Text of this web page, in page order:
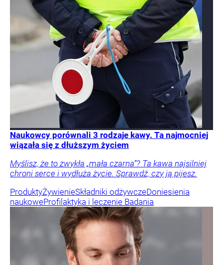
Naukowcy porównali 3 rodzaje kawy. Ta najmocniej
wiązała się z dłuższym życiem
Myślisz, że to zwykła „mała czarna”? Ta kawa najsilniej
chroni serce i wydłuża życie. Sprawdź, czy ją pijesz.
ProduktyŻywienieSkładniki odżywczeDoniesienia
naukoweProfilaktyka i leczenie Badania